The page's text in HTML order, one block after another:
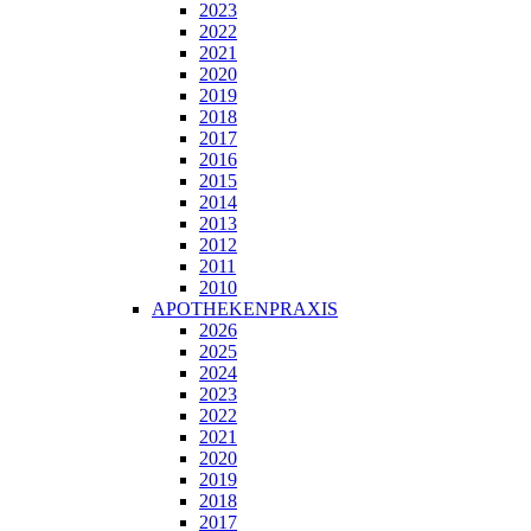
2023
2022
2021
2020
2019
2018
2017
2016
2015
2014
2013
2012
2011
2010
APOTHEKENPRAXIS
2026
2025
2024
2023
2022
2021
2020
2019
2018
2017